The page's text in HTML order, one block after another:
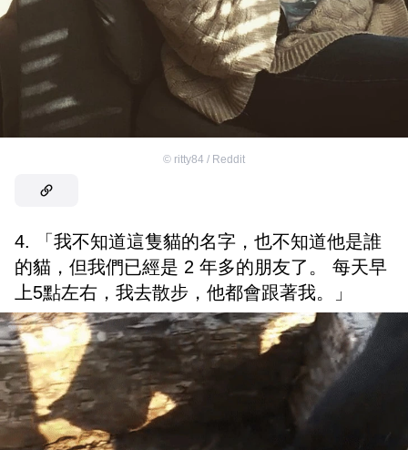
© ritty84 / Reddit
4. 「我不知道這隻貓的名字，也不知道他是誰
的貓，但我們已經是 2 年多的朋友了。 每天早
上5點左右，我去散步，他都會跟著我。」